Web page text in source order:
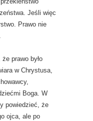
Jeśli więc
Prawo nie
prawo było
w Chrystusa,
Boga. W
powiedzieć, że
ojca, ale po